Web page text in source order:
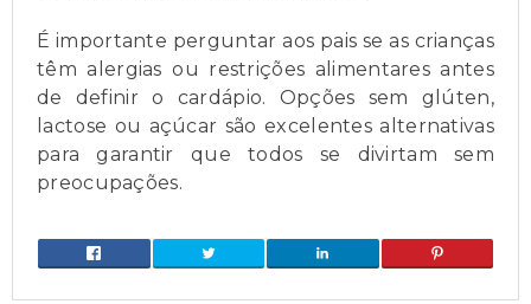
É importante perguntar aos pais se as crianças
têm alergias ou restrições alimentares antes
de definir o cardápio. Opções sem glúten,
lactose ou açúcar são excelentes alternativas
para garantir que todos se divirtam sem
preocupações.